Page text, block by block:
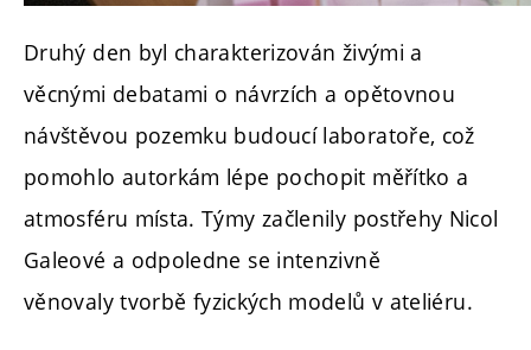
Druhý den byl charakterizován živými a
věcnými debatami o návrzích a opětovnou
návštěvou pozemku budoucí laboratoře, což
pomohlo autorkám lépe pochopit měřítko a
atmosféru místa. Týmy začlenily postřehy Nicol
Galeové a odpoledne se intenzivně
věnovaly tvorbě fyzických modelů v ateliéru.